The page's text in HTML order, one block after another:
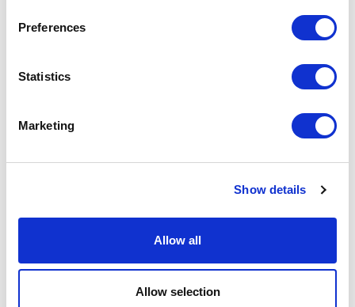
Preferences
Statistics
Marketing
Show details
Allow all
Allow selection
-> Mehr sehen
Peking
Residential
Palma de Mallorca